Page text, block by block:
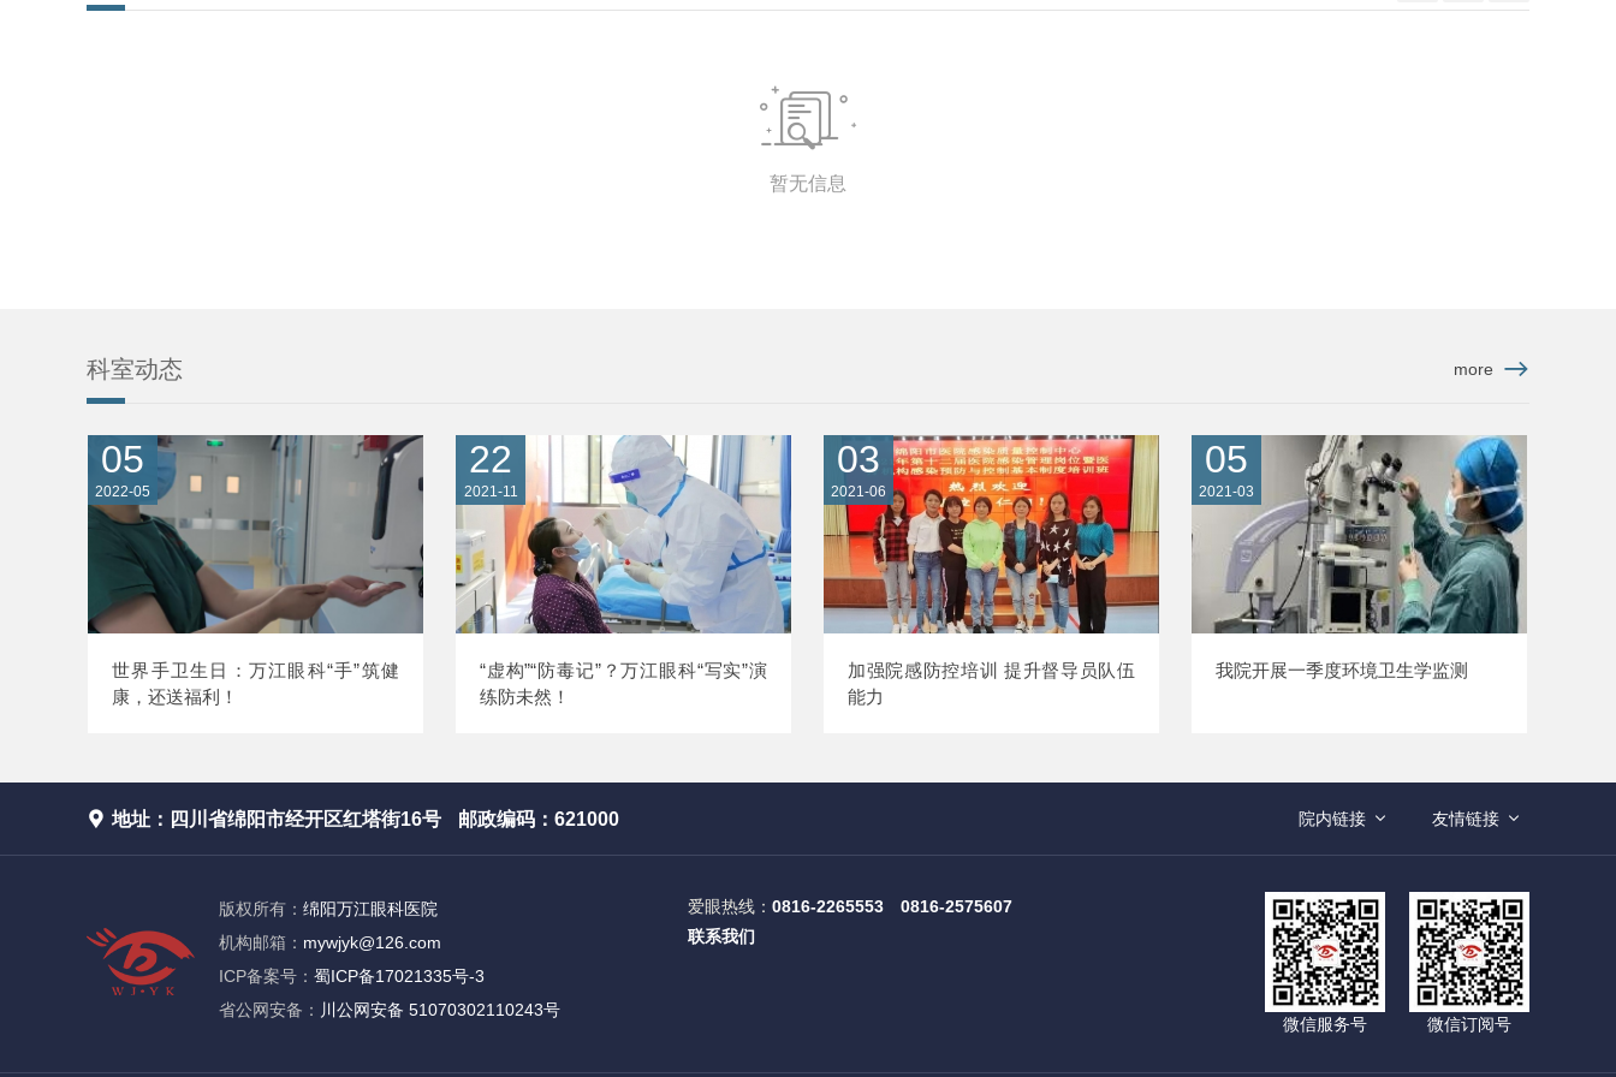

暂无信息
科室动态 more
05
2022-05
世界手卫生日：万江眼科“手”筑健
康，还送福利！
22
2021-11
“虚构”“防毒记”？万江眼科“写实”演
练防未然！
03
2021-06
加强院感防控培训 提升督导员队伍
能力
05
2021-03
​我院开展一季度环境卫生学监测
 地址：四川省绵阳市经开区红塔街16号 邮政编码：621000 院内链接 友情链接
版权所有： 绵阳万江眼科医院
机构邮箱： mywjyk@126.com
ICP备案号： 蜀ICP备17021335号-3
省公网安备： 川公网安备 51070302110243号
爱眼热线： 0816-2265553 0816-2575607
联系我们
微信订阅号
微信服务号